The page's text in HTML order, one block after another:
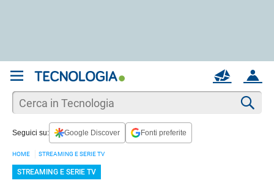
ACCOUNT
MAIL
Seguici su: Google Discover Fonti preferite
HOME STREAMING E SERIE TV
STREAMING E SERIE TV